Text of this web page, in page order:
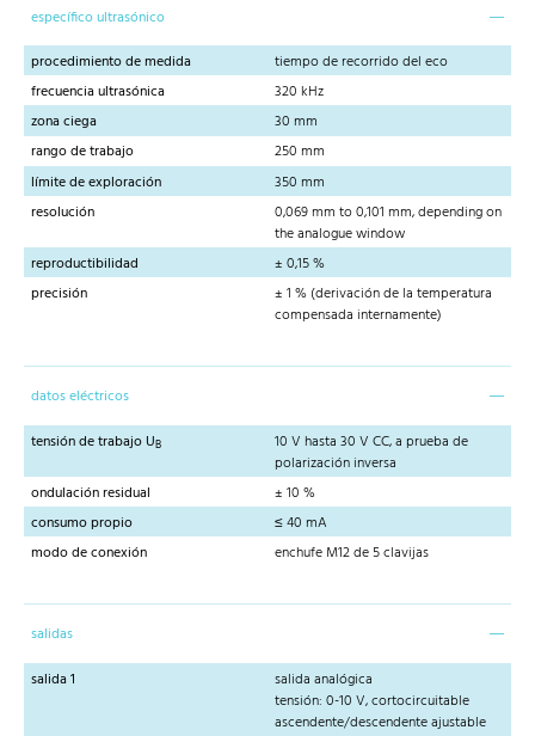
específico ultrasónico
procedimiento de medida
tiempo de recorrido del eco
frecuencia ultrasónica
320 kHz
zona ciega
30 mm
rango de trabajo
250 mm
límite de exploración
350 mm
resolución
0,069 mm to 0,101 mm, depending on
the analogue window
reproductibilidad
± 0,15 %
precisión
± 1 % (derivación de la temperatura
compensada internamente)
datos eléctricos
tensión de trabajo UB
10 V hasta 30 V CC, a prueba de
polarización inversa
ondulación residual
± 10 %
consumo propio
≤ 40 mA
modo de conexión
enchufe M12 de 5 clavijas
salidas
salida 1
salida analógica
tensión: 0-10 V, cortocircuitable
ascendente/descendente ajustable